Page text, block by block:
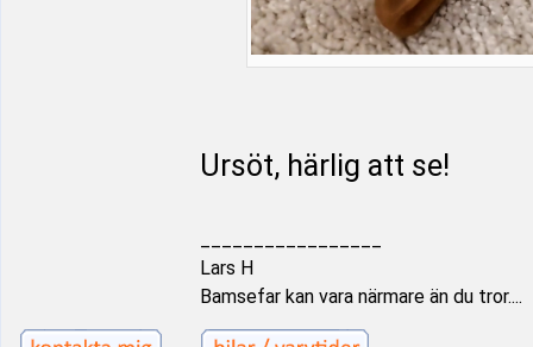
Ursöt, härlig att se!
Lars H
Bamsefar kan vara närmare än du tror....